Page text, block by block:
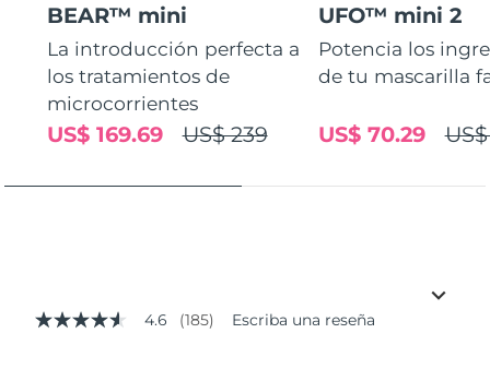
BEAR™ mini
La introducción perfecta a
los tratamientos de
microcorrientes
US$ 239
US$ 169.69
UFO™ mini 2
Potencia los
de tu mascarilla
US$ 70.29
4.6
4.6 (185) Escriba una reseña